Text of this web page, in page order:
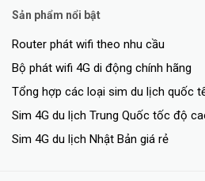
Sản phẩm nổi bật
Router phát wifi theo nhu cầu
Bộ phát wifi 4G di động chính hãng
Tổng hợp các loại sim du lịch quốc
Sim 4G du lịch Trung Quốc tốc độ
Sim 4G du lịch Nhật Bản giá rẻ